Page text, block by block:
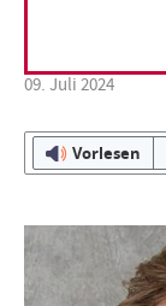
09. Juli 2024
Vorlesen